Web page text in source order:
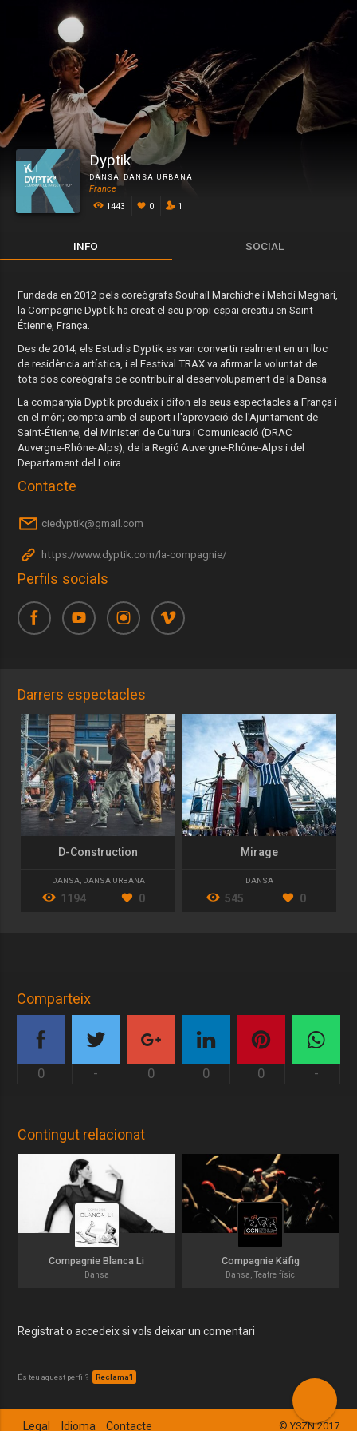
Dyptik
DANSA, DANSA URBANA
France
1443
0 1
INFO SOCIAL
Fundada en 2012 pels coreògrafs Souhail Marchiche i Mehdi Meghari,
la Compagnie Dyptik ha creat el seu propi espai creatiu en Saint-
Étienne, França.
Des de 2014, els Estudis Dyptik es van convertir realment en un lloc
de residència artística, i el Festival TRAX va afirmar la voluntat de
tots dos coreògrafs de contribuir al desenvolupament de la Dansa.
La companyia Dyptik produeix i difon els seus espectacles a França i
en el món; compta amb el suport i l'aprovació de l'Ajuntament de
Saint-Étienne, del Ministeri de Cultura i Comunicació (DRAC
Auvergne-Rhône-Alps), de la Regió Auvergne-Rhône-Alps i del
Departament del Loira.
Contacte
ciedyptik@gmail.com
https://www.dyptik.com/la-compagnie/
Perfils socials
Darrers espectacles
D-Construction
DANSA, DANSA URBANA
1194 0
Mirage
DANSA
545 0
Comparteix
0 - 0 0 0 -
Contingut relacionat
Compagnie Blanca Li
Dansa
Compagnie Käfig
Dansa, Teatre físic
Registrat o accedeix si vols deixar un comentari
És teu aquest perfil? Reclama’l
© YSZN 2017
Legal Idioma Contacte